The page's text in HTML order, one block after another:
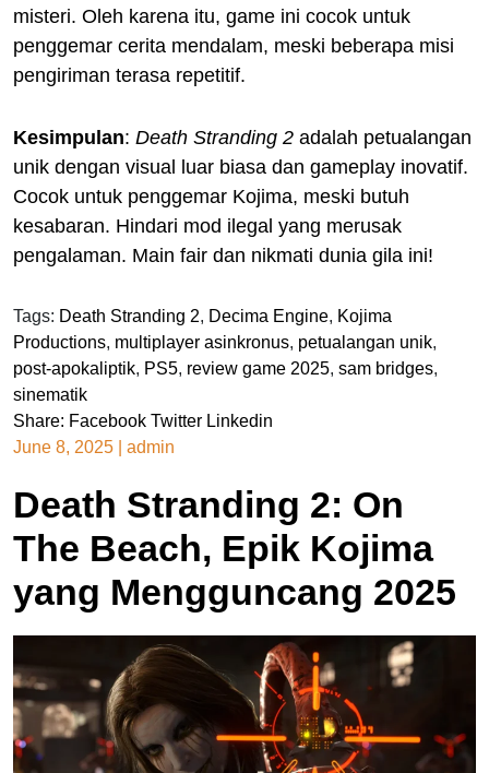
misteri. Oleh karena itu, game ini cocok untuk
penggemar cerita mendalam, meski beberapa misi
pengiriman terasa repetitif.
Kesimpulan: Death Stranding 2 adalah petualangan
unik dengan visual luar biasa dan gameplay inovatif.
Cocok untuk penggemar Kojima, meski butuh
kesabaran. Hindari mod ilegal yang merusak
pengalaman. Main fair dan nikmati dunia gila ini!
Tags: Death Stranding 2, Decima Engine, Kojima
Productions, multiplayer asinkronus, petualangan unik,
post-apokaliptik, PS5, review game 2025, sam bridges,
sinematik
Share: Facebook Twitter Linkedin
June 8, 2025
admin
Death Stranding 2: On
The Beach, Epik Kojima
yang Mengguncang 2025